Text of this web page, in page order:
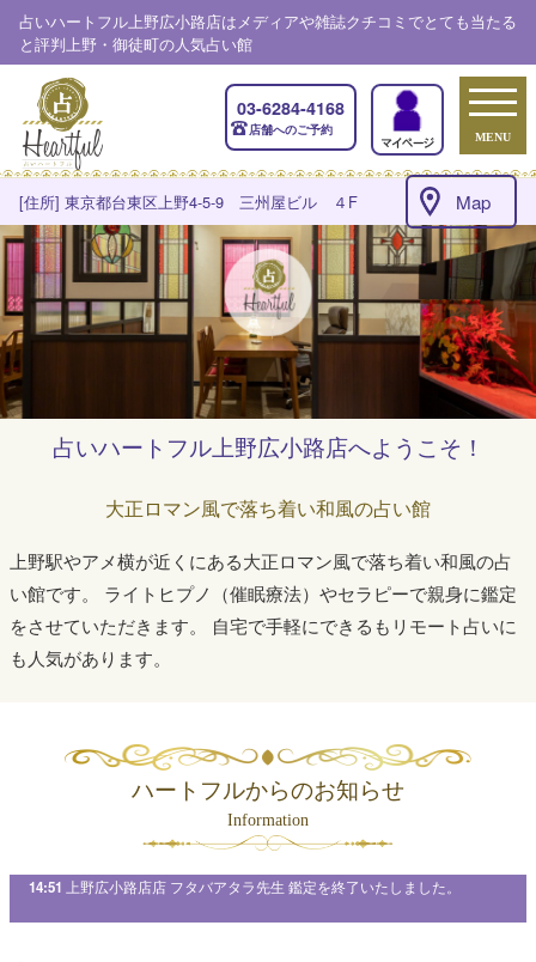
占いハートフル上野広小路店はメディアや雑誌クチコミでとても当たる
と評判上野・御徒町の人気占い館
MENU
[住所] 東京都台東区上野4-5-9 三州屋ビル ４F Map
03-6284-4168
店舗へのご予約
占いハートフル上野広小路店へようこそ！
大正ロマン風で落ち着い和風の占い館
上野駅やアメ横が近くにある大正ロマン風で落ち着い和風の占
い館です。
ライトヒプノ（催眠療法）やセラピーで親身に鑑定
をさせていただきます。
自宅で手軽にできるもリモート占いに
も人気があります。
ハートフルからのお知らせ
Information
14:14上野広小路店店 藤川陽吏先
小路店店 フタバアタラ先生 鑑定を終了いたしました。